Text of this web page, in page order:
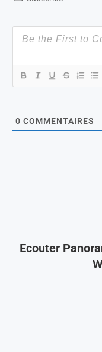
0 COMMENTAIRES
Ecouter